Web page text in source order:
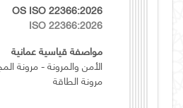
OS ISO 22366:2026
ISO 22366:2026
مواصفة قياسية عمانية
الأمن والمرونة - مرونة
مرونة الطاقة